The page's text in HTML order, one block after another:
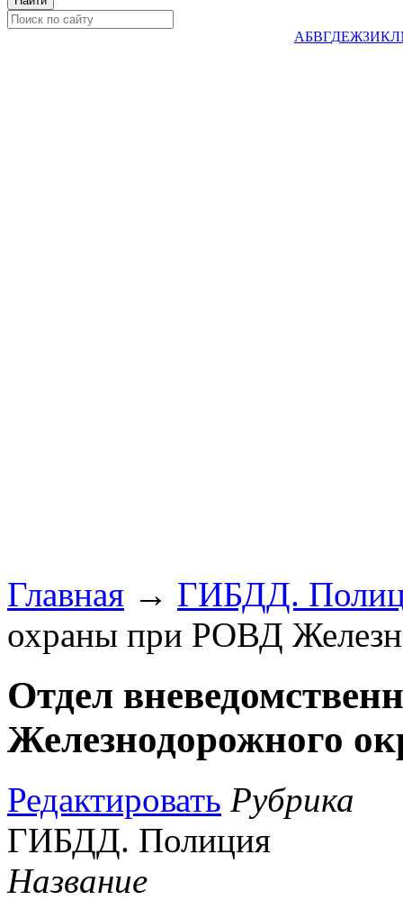
АБВГДЕЖЗИКЛ
Главная → ГИБДД.
охраны при РОВД
Отдел
Железнодорожного
Редактировать Рубрика
ГИБДД. Полиция
Название